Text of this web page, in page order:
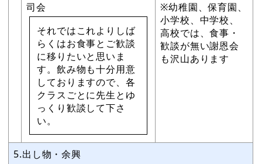
司会
それではこれよりしば
らくはお食事とご歓談
に移りたいと思いま
す。飲み物も十分用意
しておりますので、各
クラスごとに先生とゆ
っくり歓談して下さ
い。
※幼稚園、保育園、
小学校、中学校、
高校では、食事・
歓談が無い謝恩会
も沢山あります
5.出し物・余興